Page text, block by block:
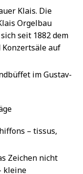
Klais. Die
Orgelbau
seit 1882 dem
auf
im Gustav-
– tissus,
Zeichen nicht
kleine